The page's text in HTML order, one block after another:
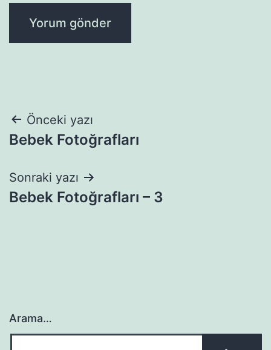
Yazı
gezinmesi
Önceki yazı
Bebek Fotoğrafları
Sonraki yazı
Bebek Fotoğrafları – 3
Arama…